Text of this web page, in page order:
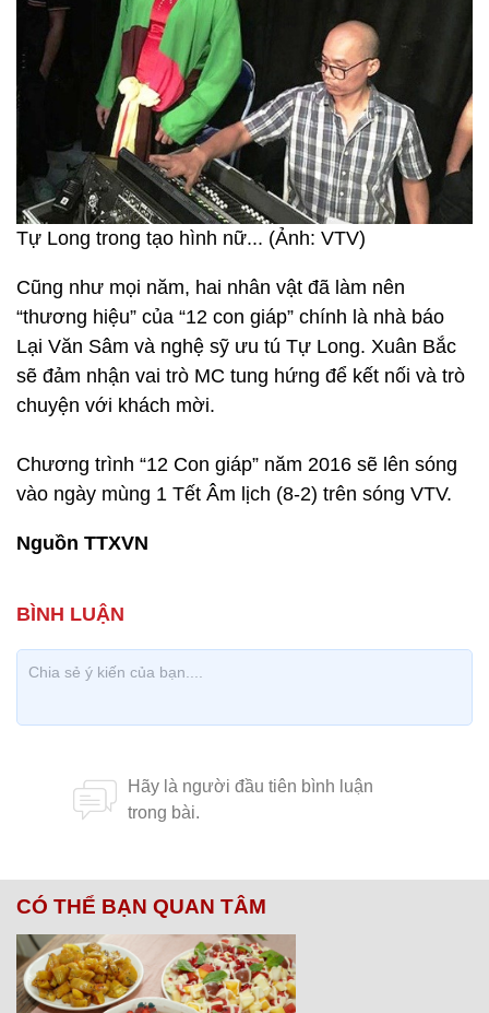
Tự Long trong tạo hình nữ... (Ảnh: VTV)
Cũng như mọi năm, hai nhân vật đã làm nên
“thương hiệu” của “12 con giáp” chính là nhà báo
Lại Văn Sâm và nghệ sỹ ưu tú Tự Long. Xuân Bắc
sẽ đảm nhận vai trò MC tung hứng để kết nối và trò
chuyện với khách mời.
Chương trình “12 Con giáp” năm 2016 sẽ lên sóng
vào ngày mùng 1 Tết Âm lịch (8-2) trên sóng VTV.
Nguồn TTXVN
CÓ THỂ BẠN QUAN TÂM